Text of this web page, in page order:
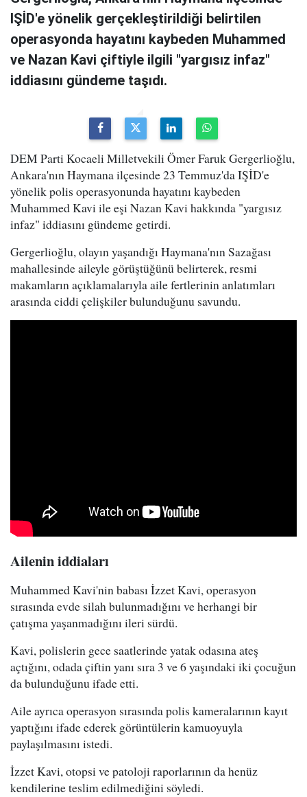
IŞİD'e yönelik gerçekleştirildiği belirtilen
operasyonda hayatını kaybeden Muhammed
ve Nazan Kavi çiftiyle ilgili "yargısız infaz"
iddiasını gündeme taşıdı.
DEM Parti Kocaeli Milletvekili Ömer Faruk Gergerlioğlu,
Ankara'nın Haymana ilçesinde 23 Temmuz'da IŞİD'e
yönelik polis operasyonunda hayatını kaybeden
Muhammed Kavi ile eşi Nazan Kavi hakkında "yargısız
infaz" iddiasını gündeme getirdi.
Gergerlioğlu, olayın yaşandığı Haymana'nın Sazağası
mahallesinde aileyle görüştüğünü belirterek, resmi
makamların açıklamalarıyla aile fertlerinin anlatımları
arasında ciddi çelişkiler bulunduğunu savundu.
Ailenin iddiaları
Muhammed Kavi'nin babası İzzet Kavi, operasyon
sırasında evde silah bulunmadığını ve herhangi bir
çatışma yaşanmadığını ileri sürdü.
Kavi, polislerin gece saatlerinde yatak odasına ateş
açtığını, odada çiftin yanı sıra 3 ve 6 yaşındaki iki çocuğun
da bulunduğunu ifade etti.
Aile ayrıca operasyon sırasında polis kameralarının kayıt
yaptığını ifade ederek görüntülerin kamuoyuyla
paylaşılmasını istedi.
İzzet Kavi, otopsi ve patoloji raporlarının da henüz
kendilerine teslim edilmediğini söyledi.